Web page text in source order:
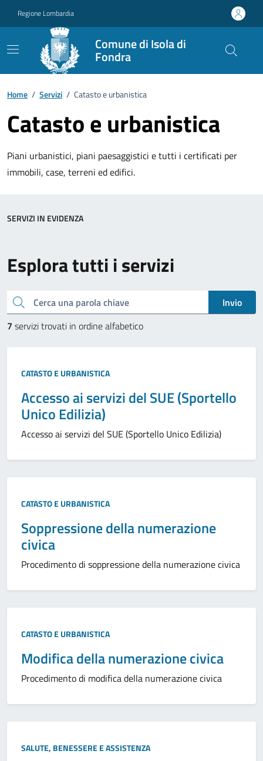
Regione Lombardia
Comune di Isola di
Fondra
Home / Servizi / Catasto e urbanistica
Catasto e urbanistica
Piani urbanistici, piani paesaggistici e tutti i certificati per
immobili, case, terreni ed edifici.
Esplora tutti i servizi
Cerca una parola chiave
Invio
7 servizi trovati in ordine alfabetico
CATASTO E URBANISTICA
Accesso ai servizi del SUE (Sportello
Unico Edilizia)
Accesso ai servizi del SUE (Sportello Unico Edilizia)
CATASTO E URBANISTICA
Soppressione della numerazione
civica
Procedimento di soppressione della numerazione civica
CATASTO E URBANISTICA
Modifica della numerazione civica
Procedimento di modifica della numerazione civica
SALUTE, BENESSERE E ASSISTENZA
SERVIZI IN EVIDENZA